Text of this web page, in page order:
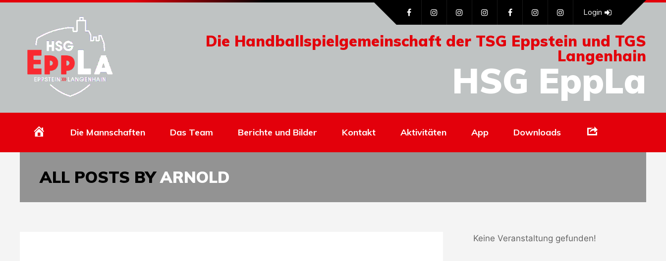
Die Handballspielgemeinschaft der TSG Eppstein und TGS
Langenhain
HSG EppLa
Login
HomepageDie Mannschaften Das Team Berichte und Bilder Kontakt Aktivitäten App Downloads
ALL POSTS BYARNOLD
Keine Veranstaltung gefunden!